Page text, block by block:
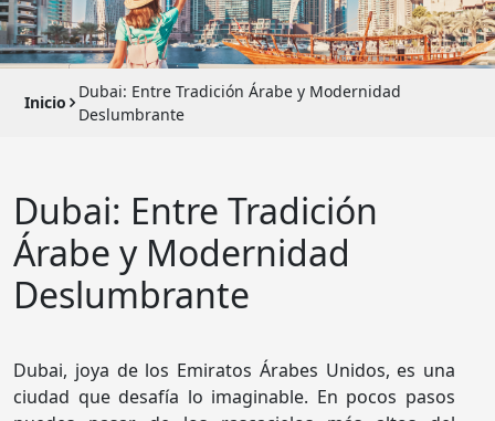
Inicio
Dubai: Entre Tradición Árabe y Modernidad
Deslumbrante
Dubai: Entre Tradición
Árabe y Modernidad
Deslumbrante
Dubai, joya de los Emiratos Árabes Unidos, es una
ciudad que desafía lo imaginable. En pocos pasos